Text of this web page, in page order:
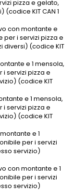
pizza e gelato,
KIT CAN 1
con montante e
i servizi pizza e
diversi) (codice KIT
e 1 mensola,
servizi pizza e
(codice KIT
e 1 mensola,
servizi pizza e
(codice KIT
e 1
per i servizi
servizio)
con montante e 1
per i servizi
servizio)